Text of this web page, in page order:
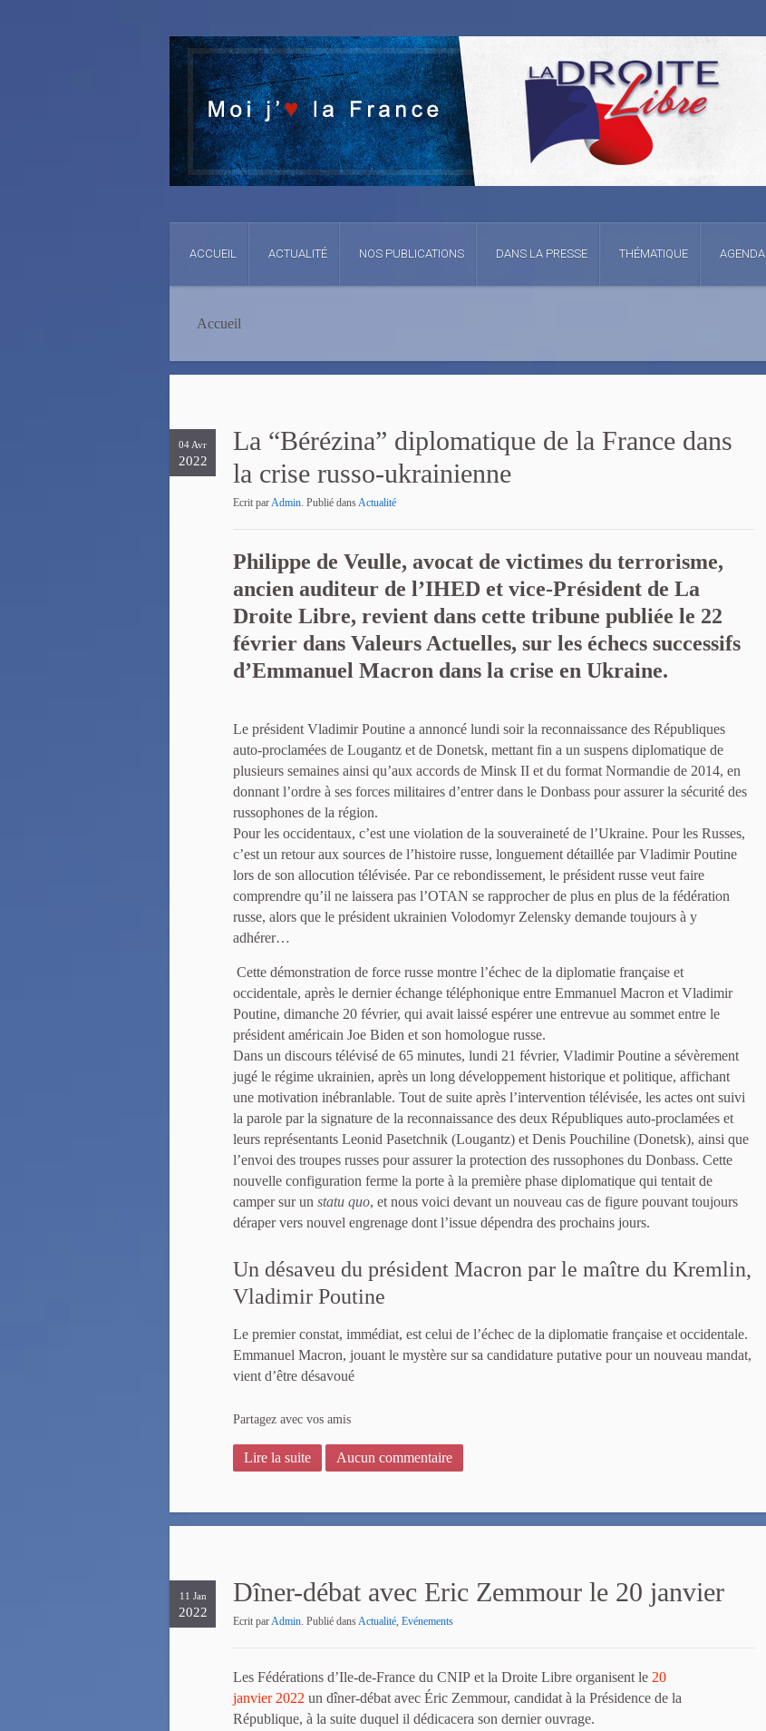
ACCUEIL ACTUALITÉ NOS PUBLICATIONS DANS LA PRESSE THÉMATIQUE AGENDA
Accueil
04 Avr
2022
La “Bérézina” diplomatique de la France dans
la crise russo-ukrainienne
Ecrit parAdmin. Publié dansActualité
Philippe de Veulle, avocat de victimes du terrorisme,
ancien auditeur de l’IHED et vice-Président de La
Droite Libre, revient dans cette tribune publiée le 22
février dans Valeurs Actuelles, sur les échecs successifs
d’Emmanuel Macron dans la crise en Ukraine.
Le président Vladimir Poutine a annoncé lundi soir la reconnaissance des Républiques
auto-proclamées de Lougantz et de Donetsk, mettant fin a un suspens diplomatique de
plusieurs semaines ainsi qu’aux accords de Minsk II et du format Normandie de 2014, en
donnant l’ordre à ses forces militaires d’entrer dans le Donbass pour assurer la sécurité des
russophones de la région.
Pour les occidentaux, c’est une violation de la souveraineté de l’Ukraine. Pour les Russes,
c’est un retour aux sources de l’histoire russe, longuement détaillée par Vladimir Poutine
lors de son allocution télévisée. Par ce rebondissement, le président russe veut faire
comprendre qu’il ne laissera pas l’OTAN se rapprocher de plus en plus de la fédération
russe, alors que le président ukrainien Volodomyr Zelensky demande toujours à y
adhérer…
Cette démonstration de force russe montre l’échec de la diplomatie française et
occidentale, après le dernier échange téléphonique entre Emmanuel Macron et Vladimir
Poutine, dimanche 20 février, qui avait laissé espérer une entrevue au sommet entre le
président américain Joe Biden et son homologue russe.
Dans un discours télévisé de 65 minutes, lundi 21 février, Vladimir Poutine a sévèrement
jugé le régime ukrainien, après un long développement historique et politique, affichant
une motivation inébranlable. Tout de suite après l’intervention télévisée, les actes ont suivi
la parole par la signature de la reconnaissance des deux Républiques auto-proclamées et
leurs représentants Leonid Pasetchnik (Lougantz) et Denis Pouchiline (Donetsk), ainsi que
l’envoi des troupes russes pour assurer la protection des russophones du Donbass. Cette
nouvelle configuration ferme la porte à la première phase diplomatique qui tentait de
camper sur un statu quo, et nous voici devant un nouveau cas de figure pouvant toujours
déraper vers nouvel engrenage dont l’issue dépendra des prochains jours.
Un désaveu du président Macron par le maître du Kremlin,
Vladimir Poutine
Le premier constat, immédiat, est celui de l’échec de la diplomatie française et occidentale.
Emmanuel Macron, jouant le mystère sur sa candidature putative pour un nouveau mandat,
vient d’être désavoué
Partagez avec vos amis
Lire la suite Aucun commentaire
11 Jan
2022
Dîner-débat avec Eric Zemmour le 20 janvier
Ecrit parAdmin. Publié dansActualité, Evénements
Les Fédérations d’Ile-de-France du CNIP et la Droite Libre organisent le 20
janvier 2022 un dîner-débat avec Éric Zemmour, candidat à la Présidence de la
République, à la suite duquel il dédicacera son dernier ouvrage.